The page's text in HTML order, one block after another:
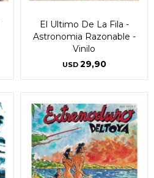
El Ultimo De La Fila -
Astronomia Razonable -
Vinilo
USD 29,90